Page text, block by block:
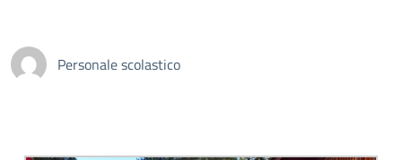
Personale scolastico